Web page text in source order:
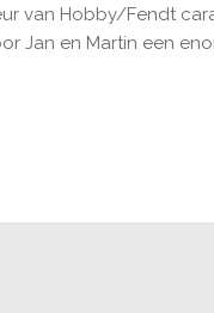
van Hobby/Fendt
Jan en Martin een